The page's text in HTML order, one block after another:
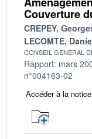
Couverture
CREPEY,
LECOMTE,
CONSEIL GENERAL
Rapport: mars
n°004163-02
Accéder à la notice